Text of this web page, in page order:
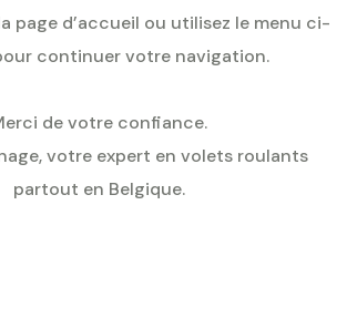
page d’accueil ou utilisez le menu ci-
continuer votre navigation.
de votre confiance.
votre expert en volets roulants
partout en Belgique.